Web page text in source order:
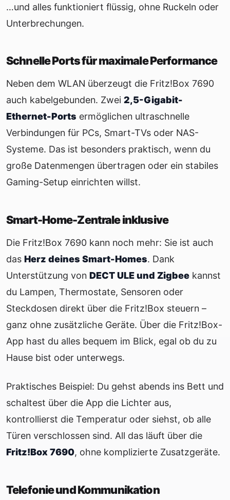
…und alles funktioniert flüssig, ohne Ruckeln oder
Unterbrechungen.
Schnelle Ports für maximale Performance
Neben dem WLAN überzeugt die Fritz!Box 7690
auch kabelgebunden. Zwei 2,5-Gigabit-
Ethernet-Ports ermöglichen ultraschnelle
Verbindungen für PCs, Smart-TVs oder NAS-
Systeme. Das ist besonders praktisch, wenn du
große Datenmengen übertragen oder ein stabiles
Gaming-Setup einrichten willst.
Smart-Home-Zentrale inklusive
Die Fritz!Box 7690 kann noch mehr: Sie ist auch
das Herz deines Smart-Homes. Dank
Unterstützung von DECT ULE und Zigbee kannst
du Lampen, Thermostate, Sensoren oder
Steckdosen direkt über die Fritz!Box steuern –
ganz ohne zusätzliche Geräte. Über die Fritz!Box-
App hast du alles bequem im Blick, egal ob du zu
Hause bist oder unterwegs.
Praktisches Beispiel: Du gehst abends ins Bett und
schaltest über die App die Lichter aus,
kontrollierst die Temperatur oder siehst, ob alle
Türen verschlossen sind. All das läuft über die
Fritz!Box 7690, ohne komplizierte Zusatzgeräte.
Telefonie und Kommunikation